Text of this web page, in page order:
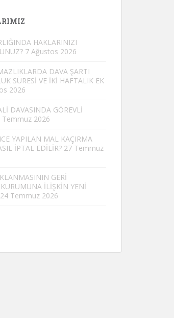
HAKLARINIZI
7 Ağustos 2026
DAVA ŞARTI
SÜRESİ VE İKİ HAFTALIK EK
2026
DAVASINDA GÖREVLİ
Temmuz 2026
YAPILAN MAL KAÇIRMA
İPTAL EDİLİR? 27 Temmuz
GERİ
İLİŞKİN YENİ
24 Temmuz 2026